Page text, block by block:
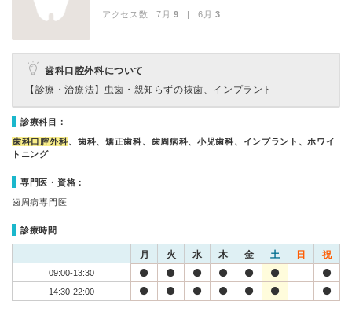
アクセス数 7月:9 | 6月:3
歯科口腔外科について
【診療・治療法】 虫歯・親知らずの抜歯、インプラント
診療科目：
歯科口腔外科、歯科、矯正歯科、歯周病科、小児歯科、インプラント、ホワイ
トニング
専門医・資格：
歯周病専門医
診療時間
月 火 水 木 金 土 日 祝
09:00-13:30
14:30-22:00